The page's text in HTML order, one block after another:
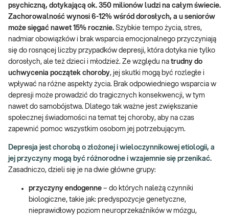
psychiczną, dotykającą ok. 350 milionów ludzi na całym świecie.
Zachorowalność wynosi 6-12% wśród dorosłych, a u seniorów
może sięgać nawet 15% rocznie. Szybkie tempo życia, stres,
nadmiar obowiązków i brak wsparcia emocjonalnego przyczyniają
się do rosnącej liczby przypadków depresji, która dotyka nie tylko
dorosłych, ale też dzieci i młodzież. Ze względu na trudny do
uchwycenia początek choroby, jej skutki mogą być rozległe i
wpływać na różne aspekty życia. Brak odpowiedniego wsparcia w
depresji może prowadzić do tragicznych konsekwencji, w tym
nawet do samobójstwa. Dlatego tak ważne jest zwiększanie
społecznej świadomości na temat tej choroby, aby na czas
zapewnić pomoc wszystkim osobom jej potrzebującym.
Depresja jest chorobą o złożonej i wieloczynnikowej etiologii, a
jej przyczyny mogą być różnorodne i wzajemnie się przenikać.
Zasadniczo, dzieli się je na dwie główne grupy:
przyczyny endogenne – do których należą czynniki
biologiczne, takie jak: predyspozycje genetyczne,
nieprawidłowy poziom neuroprzekaźników w mózgu,